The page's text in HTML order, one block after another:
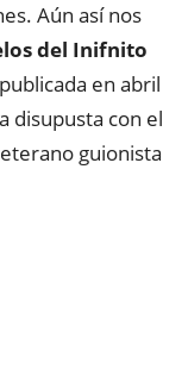
Aún así nos
del Inifnito
en abril
disupusta con el
guionista